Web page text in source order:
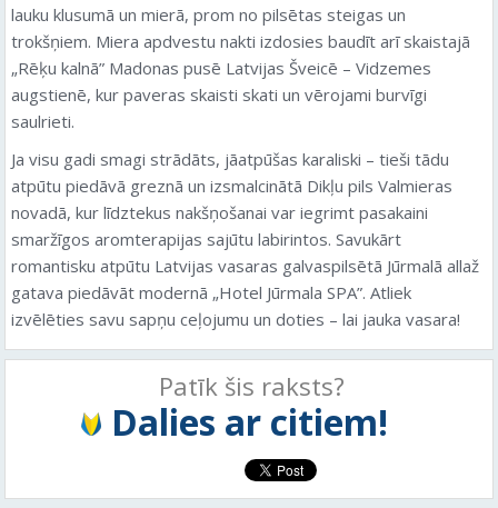
lauku klusumā un mierā, prom no pilsētas steigas un
trokšņiem. Miera apdvestu nakti izdosies baudīt arī skaistajā
„Rēķu kalnā” Madonas pusē Latvijas Šveicē – Vidzemes
augstienē, kur paveras skaisti skati un vērojami burvīgi
saulrieti.
Ja visu gadi smagi strādāts, jāatpūšas karaliski – tieši tādu
atpūtu piedāvā greznā un izsmalcinātā Dikļu pils Valmieras
novadā, kur līdztekus nakšņošanai var iegrimt pasakaini
smaržīgos aromterapijas sajūtu labirintos. Savukārt
romantisku atpūtu Latvijas vasaras galvaspilsētā Jūrmalā allaž
gatava piedāvāt modernā „Hotel Jūrmala SPA”. Atliek
izvēlēties savu sapņu ceļojumu un doties – lai jauka vasara!
Patīk šis raksts?
Dalies ar citiem!